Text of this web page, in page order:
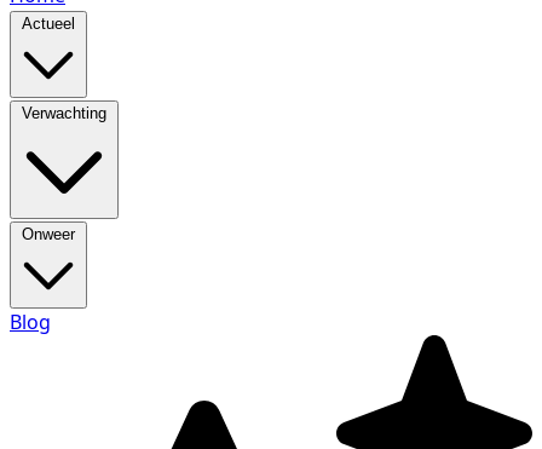
Actueel
Verwachting
Onweer
Blog